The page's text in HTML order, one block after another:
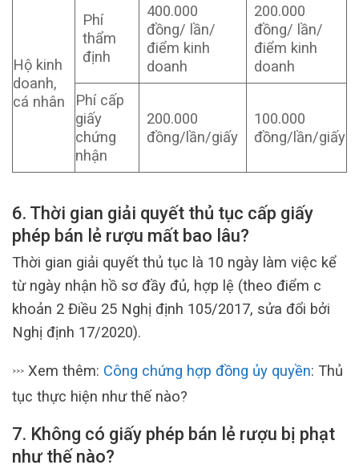
Hộ kinh
doanh,
cá nhân
Phí
thẩm
định
400.000
đồng/ lần/
điểm kinh
doanh
200.000
đồng/ lần/
điểm kinh
doanh
Phí cấp
giấy
chứng
nhận
200.000
đồng/lần/giấy
100.000
đồng/lần/giấy
6. Thời gian giải quyết thủ tục cấp giấy
phép bán lẻ rượu mất bao lâu?
Thời gian giải quyết thủ tục là 10 ngày làm việc kể
từ ngày nhận hồ sơ đầy đủ, hợp lệ (theo điểm c
khoản 2 Điều 25 Nghị định 105/2017, sửa đổi bởi
Nghị định 17/2020).
>>> Xem thêm: Công chứng hợp đồng ủy quyền: Thủ
tục thực hiện như thế nào?
7. Không có giấy phép bán lẻ rượu bị phạt
như thế nào?